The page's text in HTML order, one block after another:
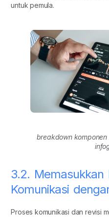
untuk pemula.
breakdown
3.2. Memasukkan
Komunikasi
Proses komunikasi dan revisi